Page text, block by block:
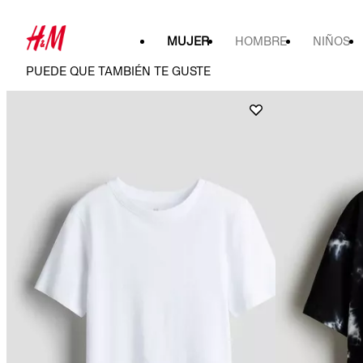
MUJER HOMBRE NIÑOS
PUEDE QUE TAMBIÉN TE GUSTE